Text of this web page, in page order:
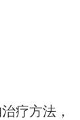
疗方法，